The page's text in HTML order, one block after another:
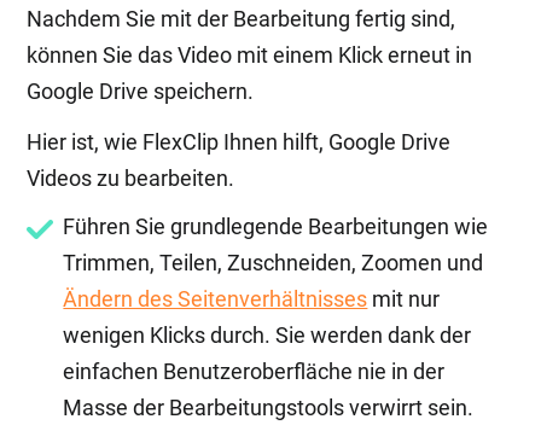
Nachdem Sie mit der Bearbeitung fertig sind,
können Sie das Video mit einem Klick erneut in
Google Drive speichern.
Hier ist, wie FlexClip Ihnen hilft, Google Drive
Videos zu bearbeiten.
Führen Sie grundlegende Bearbeitungen wie
Trimmen, Teilen, Zuschneiden, Zoomen und
Ändern des Seitenverhältnisses mit nur
wenigen Klicks durch. Sie werden dank der
einfachen Benutzeroberfläche nie in der
Masse der Bearbeitungstools verwirrt sein.